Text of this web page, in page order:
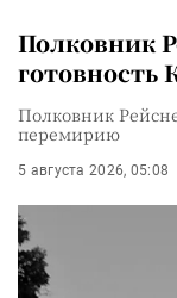
Полковник
готовность
Полковник
перемирию
5 августа 2026, 05:08